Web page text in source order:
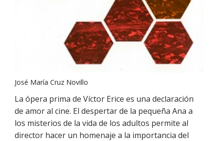
José María Cruz Novillo
La ópera prima de Víctor Erice es una declaración
de amor al cine. El despertar de la pequeña Ana a
los misterios de la vida de los adultos permite al
director hacer un homenaje a la importancia del